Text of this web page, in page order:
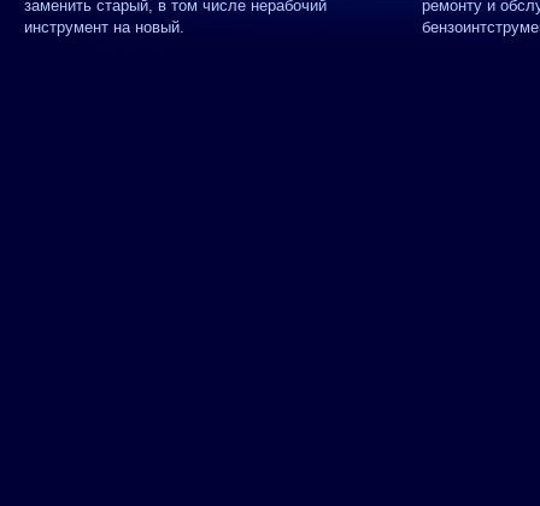
заменить старый, в том числе нерабочий
инструмент на новый.
ремонту и